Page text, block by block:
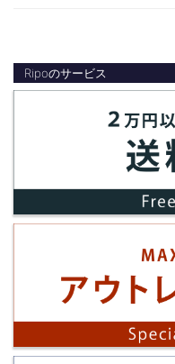
Ripoのサービス